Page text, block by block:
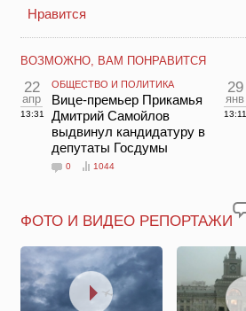
Нравится
ВОЗМОЖНО, ВАМ ПОНРАВИТСЯ
22
апр
13:31
ОБЩЕСТВО И ПОЛИТИКА
Вице-премьер Прикамья
Дмитрий Самойлов
выдвинул кандидатуру в
депутаты Госдумы
0 1044
29
янв
13:11
ФОТО И ВИДЕО РЕПОРТАЖИ